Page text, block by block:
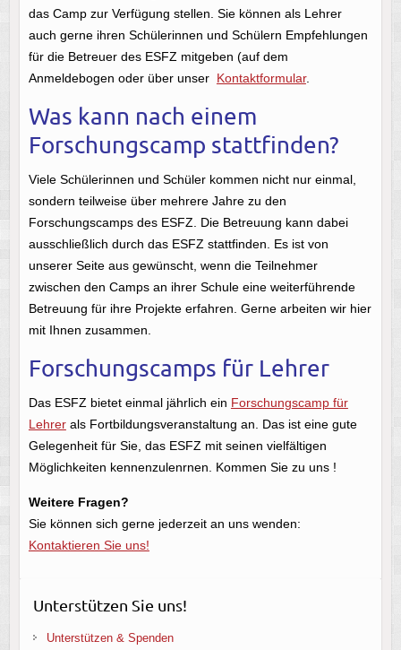
das Camp zur Verfügung stellen. Sie können als Lehrer
auch gerne ihren Schülerinnen und Schülern Empfehlungen
für die Betreuer des ESFZ mitgeben (auf dem
Anmeldebogen oder über unser Kontaktformular.
Was kann nach einem
Forschungscamp stattfinden?
Viele Schülerinnen und Schüler kommen nicht nur einmal,
sondern teilweise über mehrere Jahre zu den
Forschungscamps des ESFZ. Die Betreuung kann dabei
ausschließlich durch das ESFZ stattfinden. Es ist von
unserer Seite aus gewünscht, wenn die Teilnehmer
zwischen den Camps an ihrer Schule eine weiterführende
Betreuung für ihre Projekte erfahren. Gerne arbeiten wir hier
mit Ihnen zusammen.
Forschungscamps für Lehrer
Das ESFZ bietet einmal jährlich ein Forschungscamp für
Lehrerals Fortbildungsveranstaltung an. Das ist eine gute
Gelegenheit für Sie, das ESFZ mit seinen vielfältigen
Möglichkeiten kennenzulenrnen. Kommen Sie zu uns !
Weitere Fragen?
Sie können sich gerne jederzeit an uns wenden:
Kontaktieren Sie uns!
Unterstützen Sie uns!
Unterstützen & Spenden